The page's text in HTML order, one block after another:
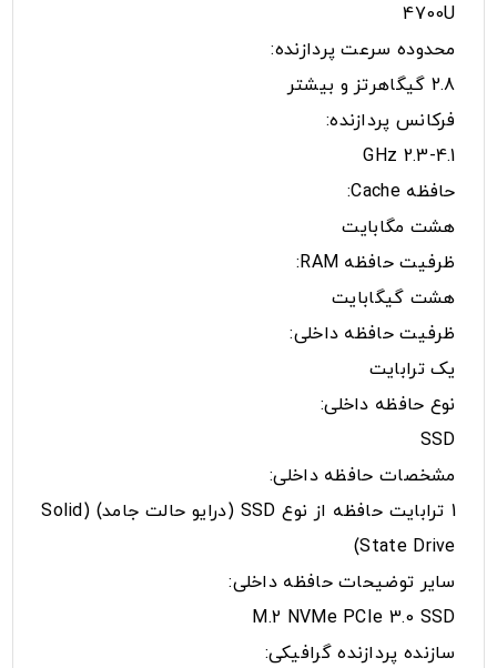
4700U
محدوده سرعت پردازنده:
2.8 گیگاهرتز و بیشتر
فرکانس پردازنده:
2.3-4.1 GHz
حافظه Cache:
هشت مگابایت
ظرفیت حافظه RAM:
هشت گیگابایت
ظرفیت حافظه داخلی:
یک ترابایت
نوع حافظه داخلی:
SSD
مشخصات حافظه داخلی:
1 ترابایت حافظه از نوع SSD (درایو حالت جامد) (Solid
State Drive)
سایر توضیحات حافظه داخلی:
M.2 NVMe PCIe 3.0 SSD
سازنده پردازنده گرافیکی: